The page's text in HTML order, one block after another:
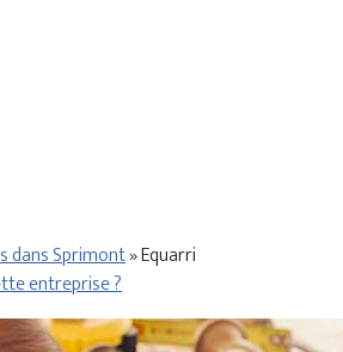
dans Sprimont»Equarri
entreprise ?